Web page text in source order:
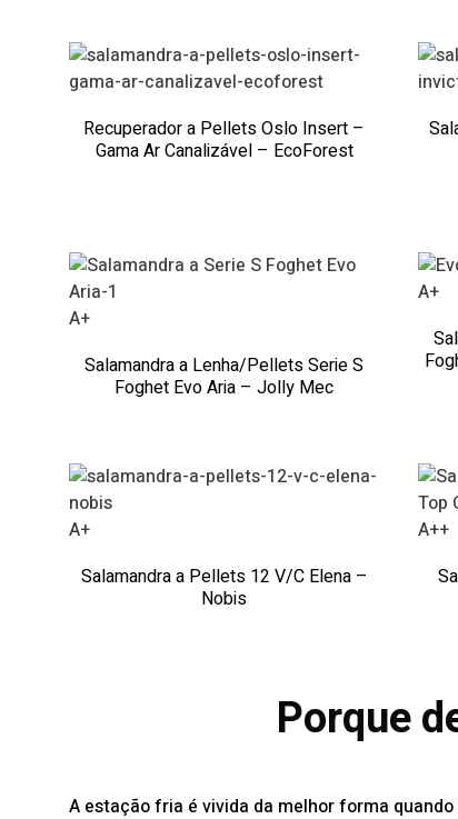
Recuperador a Pellets Oslo Insert –
Gama Ar Canalizável – EcoForest
A+
Salamandra a Lenha/Pellets Serie S
Foghet Evo Aria – Jolly Mec
A+
A+
Salamandra a Pellets 12 V/C Elena –
Nobis
A++
Porque
A estação fria é vivida da melhor forma